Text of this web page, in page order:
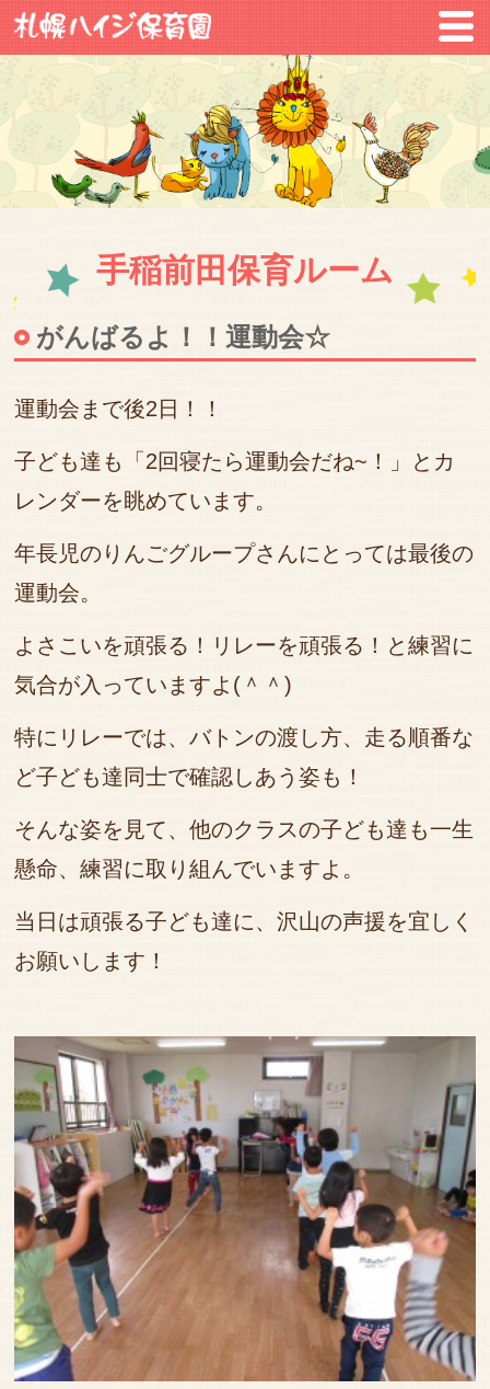
手稲前田保育ルーム
がんばるよ！！運動会☆
運動会まで後2日！！
子ども達も「2回寝たら運動会だね~！」とカ
レンダーを眺めています。
年長児のりんごグループさんにとっては最後の
運動会。
よさこいを頑張る！リレーを頑張る！と練習に
気合が入っていますよ(＾＾)
特にリレーでは、バトンの渡し方、走る順番な
ど子ども達同士で確認しあう姿も！
そんな姿を見て、他のクラスの子ども達も一生
懸命、練習に取り組んでいますよ 。
当日は頑張る子ども達に、沢山の声援を宜しく
お願いします！